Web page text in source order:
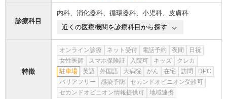
診療科目
内科、 消化器科、 循環器科、 小児科、 皮膚科
近くの医療機関を診療科目から探す
特徴
オンライン診療 ネット受付 電話予約 夜間
日祝
女性医師
スマホ保険証 入院可 キッズ
クレカ
駐車場
英語 外国語 大病院 がん 在宅 訪問
DPC
バリアフリー
感染予防
セカンドオピニオン受診可
セカンドオピニオン情報提供可
地域連携